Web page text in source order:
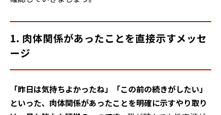
1. 肉体関係があったことを直接示すメッセ
ージ
「昨日は気持ちよかったね」「この前の続きがしたい」
といった、肉体関係があったことを明確に示すやり取り